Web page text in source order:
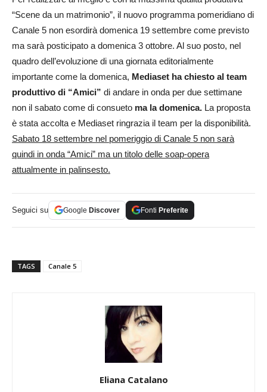
“Scene da un matrimonio”, il nuovo programma pomeridiano di
Canale 5 non esordirà domenica 19 settembre come previsto
ma sarà posticipato a domenica 3 ottobre. Al suo posto, nel
quadro dell’evoluzione di una giornata editorialmente
importante come la domenica, Mediaset ha chiesto al team
produttivo di “Amici” di andare in onda per due settimane
non il sabato come di consueto ma la domenica. La proposta
è stata accolta e Mediaset ringrazia il team per la disponibilità.
Sabato 18 settembre nel pomeriggio di Canale 5 non sarà
quindi in onda “Amici” ma un titolo delle soap-opera
attualmente in palinsesto.
Seguici su Google Discover Fonti Preferite
TAGS Canale 5
Eliana Catalano